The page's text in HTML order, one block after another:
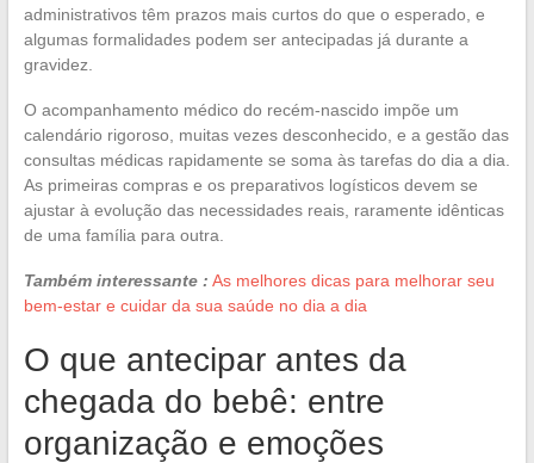
administrativos têm prazos mais curtos do que o esperado, e
algumas formalidades podem ser antecipadas já durante a
gravidez.
O acompanhamento médico do recém-nascido impõe um
calendário rigoroso, muitas vezes desconhecido, e a gestão das
consultas médicas rapidamente se soma às tarefas do dia a dia.
As primeiras compras e os preparativos logísticos devem se
ajustar à evolução das necessidades reais, raramente idênticas
de uma família para outra.
Também interessante : As melhores dicas para melhorar seu
bem-estar e cuidar da sua saúde no dia a dia
O que antecipar antes da
chegada do bebê: entre
organização e emoções